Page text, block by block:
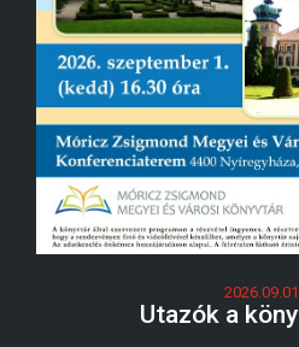
2026.09.01
Utazók a